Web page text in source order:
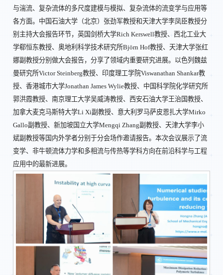
与湍流、复杂流体的多尺度建模与模拟、复杂流体的流变学与应用等
各方面。中国石油大学（北京）张劲军教授和天津大学李凤臣教授分
别主持大会报告环节，英国剑桥大学Rich Kerswell教授、西北工业大
学郗恒东教授、奥地利科学技术研究所Björn Hof教授、天津大学张红
娜副教授分别做大会报告，分享了领域内重要研究进展。以色列魏兹
曼研究所Victor Steinberg教授、印度理工学院Viswanathan Shankar教
授、香港城市大学Jonathan James Wylie教授、中国科学院化学研究所
郭洪霞教授、南京理工大学吴威涛教授、西安石油大学王治国教授、
加拿大麦克马斯特大学Li Xi副教授、意大利罗马萨皮恩扎大学Mirko
Gallo副教授、新加坡国立大学Mengqi Zhang副教授、天津大学李小
斌副教授等国内外学者分别于分会场作邀请报告。本次会议展示了流
变学、非牛顿流体力学和多相流与传热等学科方向在前沿科学与工程
应用中的最新进展。